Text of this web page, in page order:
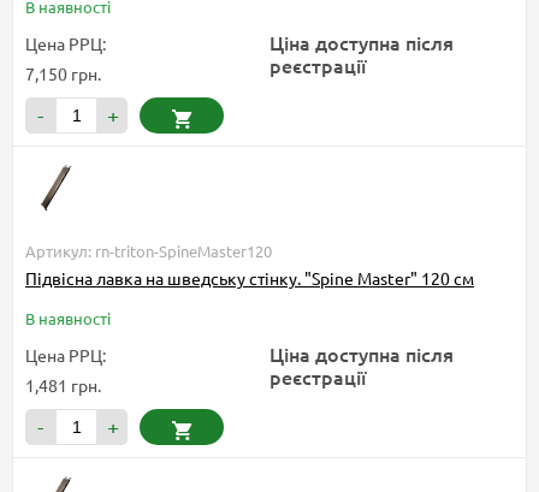
В наявності
Цена РРЦ:
7,150 грн.
Ціна доступна після
реєстрації
- +
Артикул: rn-triton-SpineMaster120
Підвісна лавка на шведську стінку. "Spine Master" 120 см
В наявності
Цена РРЦ:
1,481 грн.
Ціна доступна після
реєстрації
- +